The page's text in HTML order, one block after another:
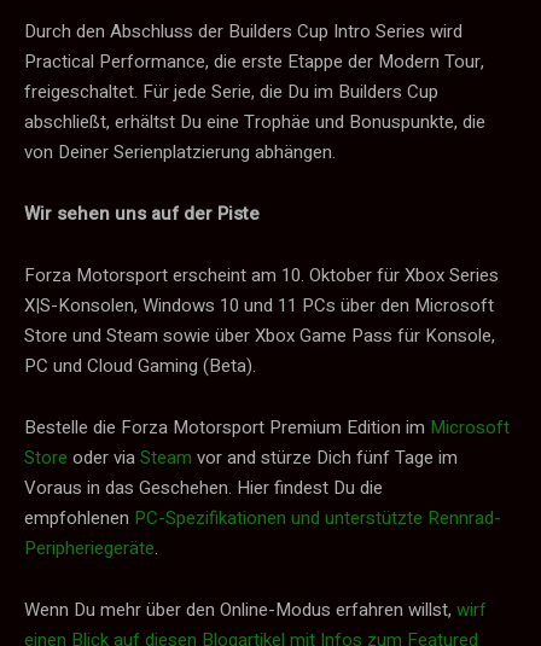
Durch den Abschluss der Builders Cup Intro Series wird
Practical Performance, die erste Etappe der Modern Tour,
freigeschaltet. Für jede Serie, die Du im Builders Cup
abschließt, erhältst Du eine Trophäe und Bonuspunkte, die
von Deiner Serienplatzierung abhängen.
Wir sehen uns auf der Piste
Forza Motorsport erscheint am 10. Oktober für Xbox Series
X|S-Konsolen, Windows 10 und 11 PCs über den Microsoft
Store und Steam sowie über Xbox Game Pass für Konsole,
PC und Cloud Gaming (Beta).
Bestelle die Forza Motorsport Premium Edition im Microsoft
Store oder viaSteam vor and stürze Dich fünf Tage im
Voraus in das Geschehen. Hier findest Du die
empfohlenen PC-Spezifikationen und unterstützte Rennrad-
Peripheriegeräte.
Wenn Du mehr über den Online-Modus erfahren willst, wirf
einen Blick auf diesen Blogartikel mit Infos zum Featured